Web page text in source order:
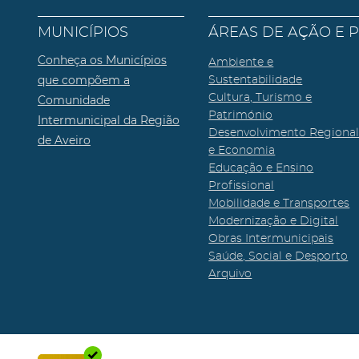
MUNICÍPIOS
Conheça os Municípios
que compõem a
Comunidade
Intermunicipal da Região
de Aveiro
ÁREAS DE AÇÃO E
Ambiente e
Sustentabilidade
Cultura, Turismo e
Património
Desenvolvimento Regional
e Economia
Educação e Ensino
Profissional
Mobilidade e Transportes
Modernização e Digital
Obras Intermunicipais
Saúde, Social e Desporto
Arquivo